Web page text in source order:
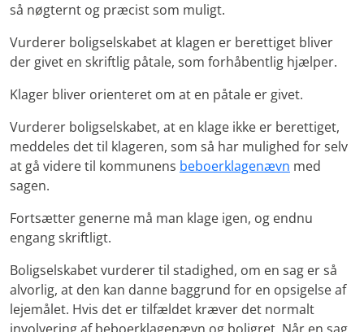
så nøgternt og præcist som muligt.
Vurderer boligselskabet at klagen er berettiget bliver
der givet en skriftlig påtale, som forhåbentlig hjælper.
Klager bliver orienteret om at en påtale er givet.
Vurderer boligselskabet, at en klage ikke er berettiget,
meddeles det til klageren, som så har mulighed for selv
at gå videre til kommunens beboerklagenævn med
sagen.
Fortsætter generne må man klage igen, og endnu
engang skriftligt.
Boligselskabet vurderer til stadighed, om en sag er så
alvorlig, at den kan danne baggrund for en opsigelse af
lejemålet. Hvis det er tilfældet kræver det normalt